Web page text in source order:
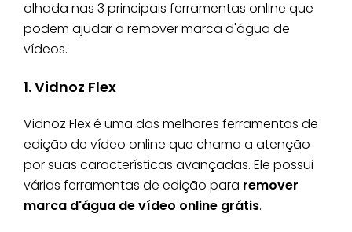
olhada nas 3 principais ferramentas online que
podem ajudar a remover marca d'água de
vídeos.
1. Vidnoz Flex
Vidnoz Flex é uma das melhores ferramentas de
edição de vídeo online que chama a atenção
por suas características avançadas. Ele possui
várias ferramentas de edição para remover
marca d'água de vídeo online grátis.